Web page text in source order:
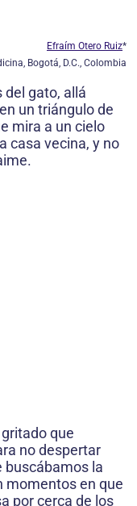
Efraím Otero Ruiz*
Bogotá, D.C., Colombia
del gato, allá
un triángulo de
mira a un cielo
casa vecina, y no
que
no despertar
buscábamos la
momentos en que
por cerca de los